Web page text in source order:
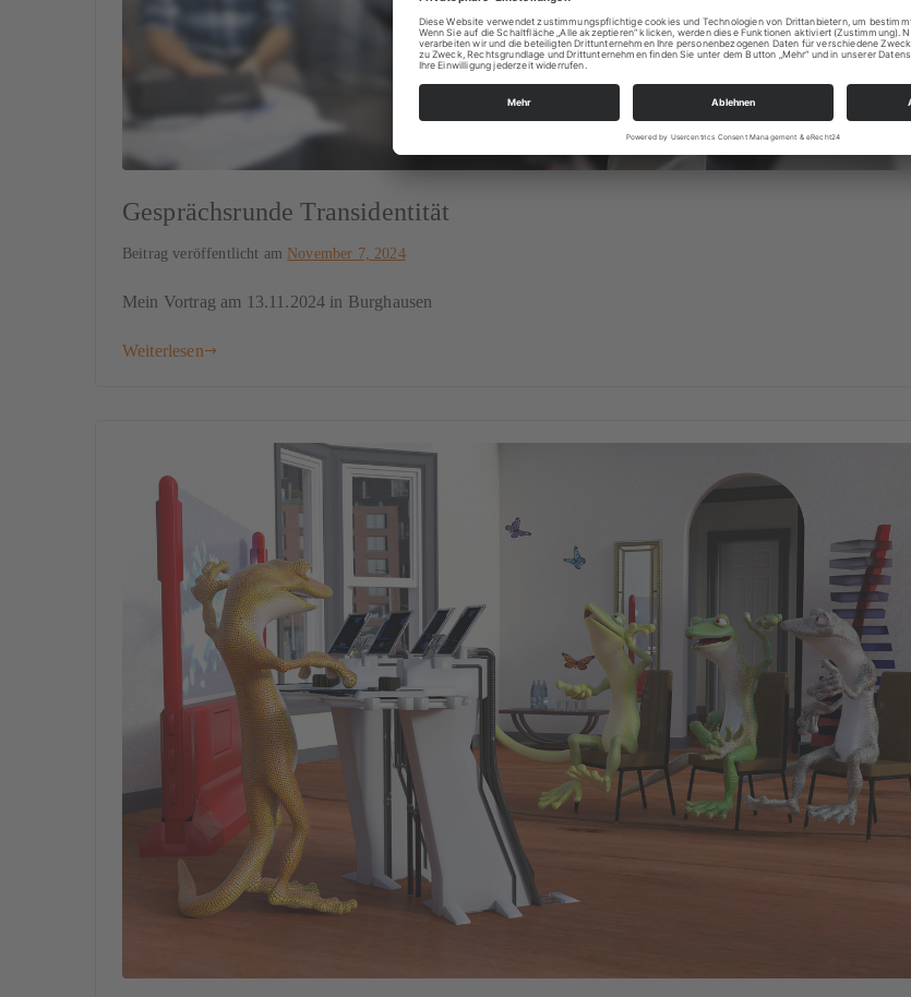
Gesprächsrunde Transidentität
Beitrag veröffentlicht am November 7, 2024
Mein Vortrag am 13.11.2024 in Burghausen
Weiterlesen